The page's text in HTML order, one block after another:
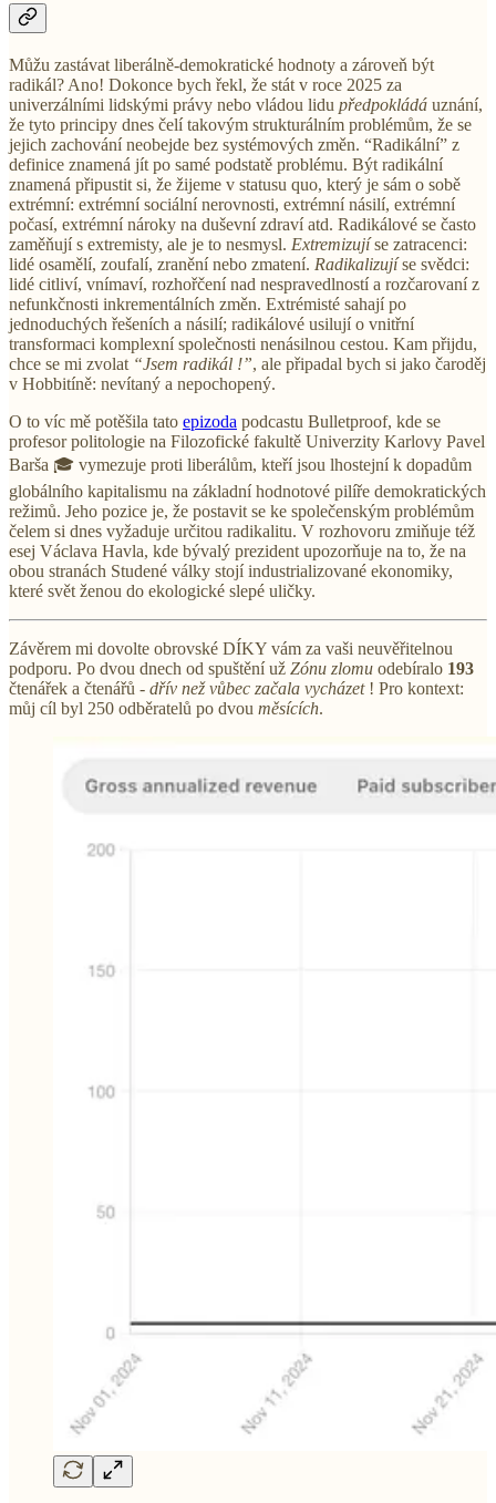
Můžu zastávat liberálně-demokratické hodnoty a zároveň být
radikál? Ano! Dokonce bych řekl, že stát v roce 2025 za
univerzálními lidskými právy nebo vládou lidu předpokládá uznání,
že tyto principy dnes čelí takovým strukturálním problémům, že se
jejich zachování neobejde bez systémových změn. “Radikální” z
definice znamená jít po samé podstatě problému. Být radikální
znamená připustit si, že žijeme v statusu quo, který je sám o sobě
extrémní: extrémní sociální nerovnosti, extrémní násilí, extrémní
počasí, extrémní nároky na duševní zdraví atd. Radikálové se často
zaměňují s extremisty, ale je to nesmysl. Extremizujíse zatracenci:
lidé osamělí, zoufalí, zranění nebo zmatení. Radikalizujíse svědci:
lidé citliví, vnímaví, rozhořčení nad nespravedlností a rozčarovaní z
nefunkčnosti inkrementálních změn. Extrémisté sahají po
jednoduchých řešeních a násilí; radikálové usilují o vnitřní
transformaci komplexní společnosti nenásilnou cestou. Kam přijdu,
chce se mi zvolat “Jsem radikál !”, ale připadal bych si jako čaroděj
v Hobbitíně: nevítaný a nepochopený.
O to víc mě potěšila tato epizoda podcastu Bulletproof, kde se
profesor politologie na Filozofické fakultě Univerzity Karlovy Pavel
Barša 🎓 vymezuje proti liberálům, kteří jsou lhostejní k dopadům
globálního kapitalismu na základní hodnotové pilíře demokratických
režimů. Jeho pozice je, že postavit se ke společenským problémům
čelem si dnes vyžaduje určitou radikalitu. V rozhovoru zmiňuje též
esej Václava Havla, kde bývalý prezident upozorňuje na to, že na
obou stranách Studené války stojí industrializované ekonomiky,
které svět ženou do ekologické slepé uličky.
Závěrem mi dovolte obrovské DÍKY vám za vaši neuvěřitelnou
podporu. Po dvou dnech od spuštění už Zónu zlomu odebíralo 193
čtenářek a čtenářů - dřív než vůbec začala vycházet ! Pro kontext:
můj cíl byl 250 odběratelů po dvou měsících.